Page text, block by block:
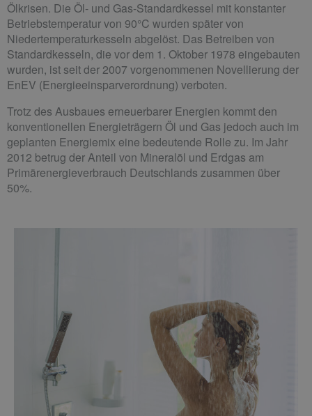
Ölkrisen. Die Öl- und Gas-Standardkessel mit konstanter
Betriebstemperatur von 90°C wurden später von
Niedertemperaturkesseln abgelöst. Das Betreiben von
Standardkesseln, die vor dem 1. Oktober 1978 eingebauten
wurden, ist seit der 2007 vorgenommenen Novellierung der
EnEV (Energieeinsparverordnung) verboten.
Trotz des Ausbaues erneuerbarer Energien kommt den
konventionellen Energieträgern Öl und Gas jedoch auch im
geplanten Energiemix eine bedeutende Rolle zu. Im Jahr
2012 betrug der Anteil von Mineralöl und Erdgas am
Primärenergieverbrauch Deutschlands zusammen über
50%.